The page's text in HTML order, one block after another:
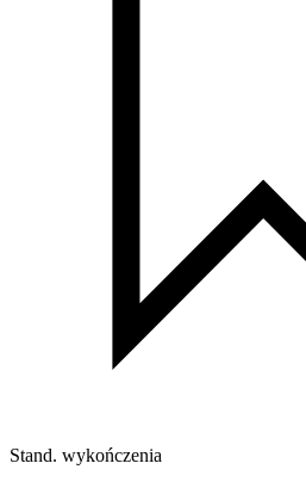
Stand. wykończenia